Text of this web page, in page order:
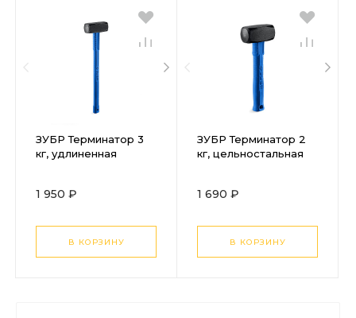
ЗУБР Терминатор 3
кг, удлиненная
Профессионал
1 950 ₽
В КОРЗИНУ
ЗУБР Терминатор 2
кг, цельностальная
(20113-2)
1 690 ₽
В КОРЗИНУ